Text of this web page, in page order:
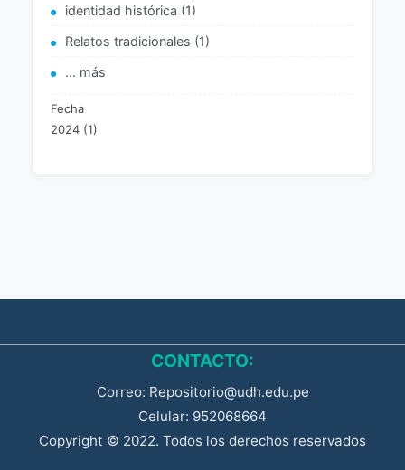
identidad histórica (1)
Relatos tradicionales (1)
... más
Fecha
2024 (1)
CONTACTO:
Correo: Repositorio@udh.edu.pe
Celular: 952068664
Copyright © 2022. Todos los derechos reservados